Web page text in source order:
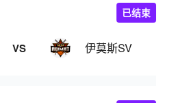
VS 伊莫斯SV
已结束